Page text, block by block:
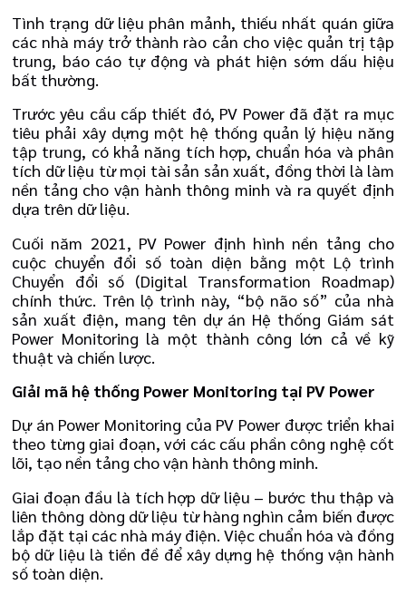
Tình trạng dữ liệu phân mảnh, thiếu nhất quán giữa
các nhà máy trở thành rào cản cho việc quản trị tập
trung, báo cáo tự động và phát hiện sớm dấu hiệu
bất thường.
Trước yêu cầu cấp thiết đó, PV Power đã đặt ra mục
tiêu phải xây dựng một hệ thống quản lý hiệu năng
tập trung, có khả năng tích hợp, chuẩn hóa và phân
tích dữ liệu từ mọi tài sản sản xuất, đồng thời là làm
nền tảng cho vận hành thông minh và ra quyết định
dựa trên dữ liệu.
Cuối năm 2021, PV Power định hình nền tảng cho
cuộc chuyển đổi số toàn diện bằng một Lộ trình
Chuyển đổi số (Digital Transformation Roadmap)
chính thức. Trên lộ trình này, “bộ não số” của nhà
sản xuất điện, mang tên dự án Hệ thống Giám sát
Power Monitoring là một thành công lớn cả về kỹ
thuật và chiến lược.
Giải mã hệ thống Power Monitoring tại PV Power
Dự án Power Monitoring của PV Power được triển khai
theo từng giai đoạn, với các cấu phần công nghệ cốt
lõi, tạo nền tảng cho vận hành thông minh.
Giai đoạn đầu là tích hợp dữ liệu – bước thu thập và
liên thông dòng dữ liệu từ hàng nghìn cảm biến được
lắp đặt tại các nhà máy điện. Việc chuẩn hóa và đồng
bộ dữ liệu là tiền đề để xây dựng hệ thống vận hành
số toàn diện.